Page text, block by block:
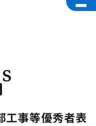
工事等優秀者表